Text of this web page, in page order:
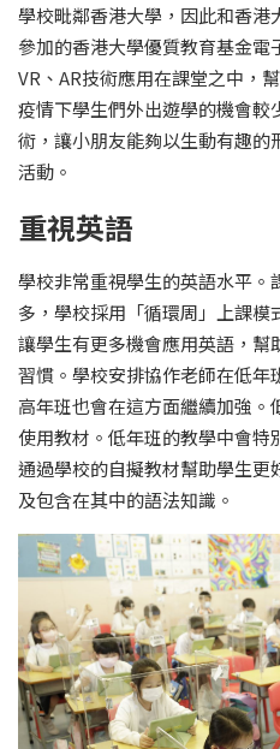
學校毗鄰香港大學，因此和香港
參加的香港大學優質教育基金電
VR、AR技術應用在課堂之中，
疫情下學生們外出遊學的機會較
術，讓小朋友能夠以生動有趣
活動。
重視英語
學校非常重視學生的英語水平。
多，學校採用「循環周」上課模
讓學生有更多機會應用英語，
習慣。學校安排協作老師在低年
高年班也會在這方面繼續加強
使用教材。低年班的教學中會特
通過學校的自擬教材幫助學生更
及包含在其中的語法知識。